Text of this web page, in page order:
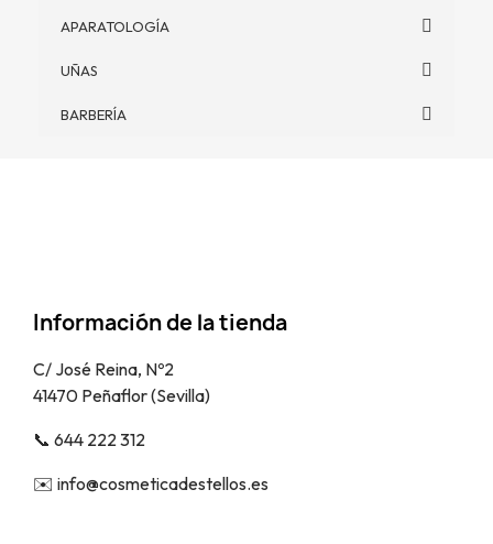
APARATOLOGÍA
UÑAS
BARBERÍA
Información de la tienda
C/ José Reina, Nº2
41470 Peñaflor (Sevilla)
📞​ 644 222 312
✉️​ info@cosmeticadestellos.es